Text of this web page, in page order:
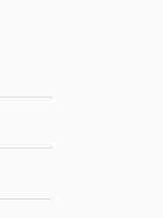
ナ